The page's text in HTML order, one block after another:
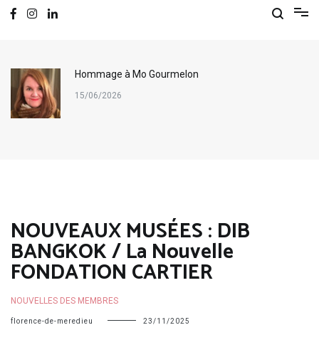
Hommage à Mo Gourmelon
15/06/2026
NOUVEAUX MUSÉES : DIB
BANGKOK / La Nouvelle
FONDATION CARTIER
NOUVELLES DES MEMBRES
florence-de-meredieu 23/11/2025